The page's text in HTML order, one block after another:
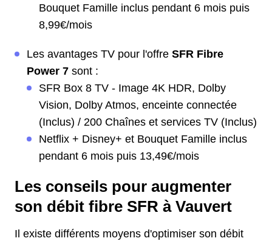
Bouquet Famille inclus pendant 6 mois puis
8,99€/mois
Les avantages TV pour l'offre SFR Fibre
Power 7 sont :
SFR Box 8 TV - Image 4K HDR, Dolby
Vision, Dolby Atmos, enceinte connectée
(Inclus) / 200 Chaînes et services TV (Inclus)
Netflix + Disney+ et Bouquet Famille inclus
pendant 6 mois puis 13,49€/mois
Les conseils pour augmenter
son débit fibre SFR à Vauvert
Il existe différents moyens d'optimiser son débit